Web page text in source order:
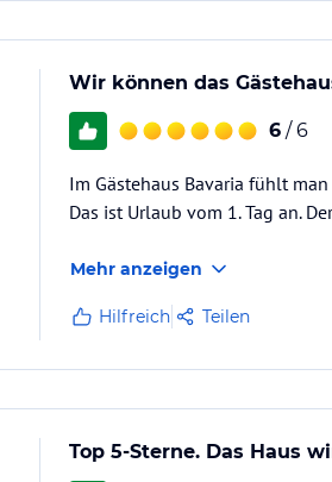
Wir können das
6 / 6
Im Gästehaus Bavaria fühlt
Das ist Urlaub vom 1. Tag an.
Mehr anzeigen
Hilfreich Teilen
Top 5-Sterne. Das Haus